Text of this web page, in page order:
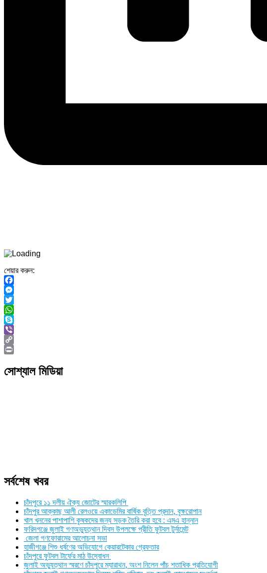
শেয়ার করুন:
Facebook
Messenger
Twitter
WhatsApp
Skype
Viber
Copy
সোশ্যাল মিডিয়া
সর্বশেষ খবর
চাঁদপুরে ১১ দলীয় ঐক্য জোটের স্মারকলিপি
চাঁদপুর আক্কাছ আলী রেলওয়ে একাডেমির বার্ষিক বৃত্তি প্রদান, বৃক্ষরোপান
খাল খননের পাশাপাশি কৃষকদের জন্য সড়ক তৈরি করা হবে : এমএ হান্নান
ফরিদগঞ্জে জুলাই গণঅভ্যুত্থান দিবস উপলক্ষে প্রীতি ফুটবল টুর্নামেন্ট
জেলা গণফোরামের আলোচনা সভা
হাজীগঞ্জে শিশু ধর্ষণের অভিযোগে কেয়ারটেকার গ্রেফতার
চাঁদপুরে ফুটবল টার্ফের মাঠ উদ্বোধন
জুলাই অভ্যুত্থান স্মরণে চাঁদপুরে ম্যারাথন, অংশ নিলেন পাঁচ শতাধিক প্রতিযোগী